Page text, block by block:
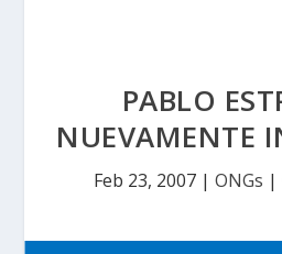
PABLO
NUEVAMENTE
Feb 23, 2007| ONGs |